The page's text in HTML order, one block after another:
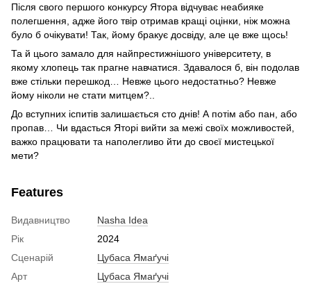
Після свого першого конкурсу Ятора відчуває неабияке
полегшення, адже його твір отримав кращі оцінки, ніж можна
було б очікувати! Так, йому бракує досвіду, але це вже щось!
Та й цього замало для найпрестижнішого університету, в
якому хлопець так прагне навчатися. Здавалося б, він подолав
вже стільки перешкод… Невже цього недостатньо? Невже
йому ніколи не стати митцем?..
До вступних іспитів залишається сто днів! А потім або пан, або
пропав… Чи вдасться Яторі вийти за межі своїх можливостей,
важко працювати та наполегливо йти до своєї мистецької
мети?
Features
Видавництво
Nasha Idea
Рік
2024
Сценарій
Цубаса Ямаґучі
Арт
Цубаса Ямаґучі